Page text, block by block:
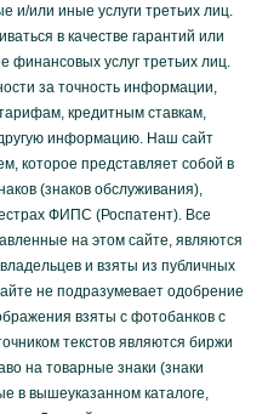
и/или иные услуги третьих лиц.
в качестве гарантий или
услуг третьих лиц.
за точность информации,
кредитным ставкам,
информацию. Наш сайт
которое представляет собой в
(знаков обслуживания),
ФИПС (Роспатент). Все
на этом сайте, являются
и взяты из публичных
не подразумевает одобрение
взяты с фотобанков с
текстов являются биржи
на товарные знаки (знаки
в вышеуказанном каталоге,